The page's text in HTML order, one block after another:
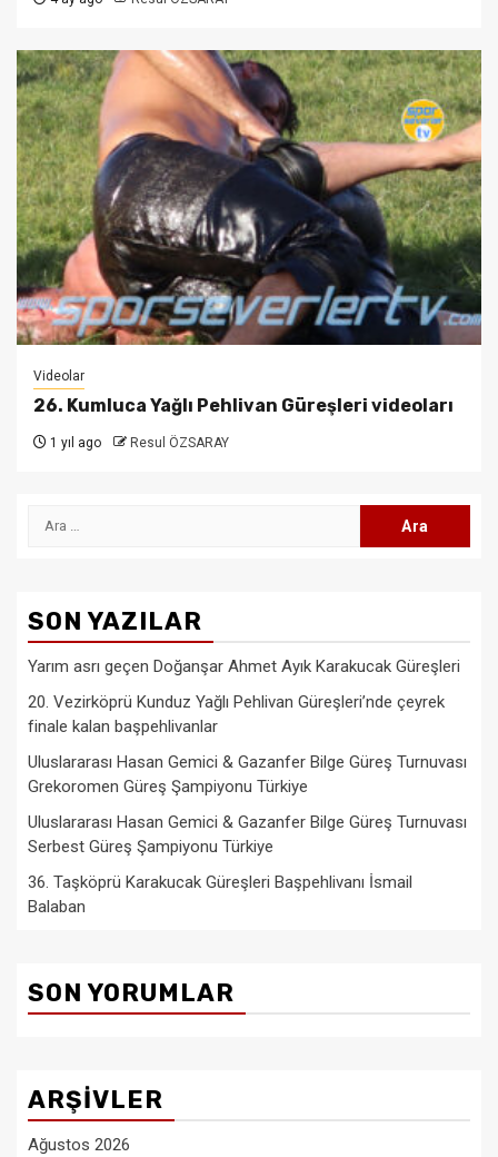
Videolar
26. Kumluca Yağlı Pehlivan Güreşleri videoları
1 yıl ago Resul ÖZSARAY
Arama:
SON YAZILAR
Yarım asrı geçen Doğanşar Ahmet Ayık Karakucak Güreşleri
20. Vezirköprü Kunduz Yağlı Pehlivan Güreşleri’nde çeyrek
finale kalan başpehlivanlar
Uluslararası Hasan Gemici & Gazanfer Bilge Güreş Turnuvası
Grekoromen Güreş Şampiyonu Türkiye
Uluslararası Hasan Gemici & Gazanfer Bilge Güreş Turnuvası
Serbest Güreş Şampiyonu Türkiye
36. Taşköprü Karakucak Güreşleri Başpehlivanı İsmail
Balaban
SON YORUMLAR
ARŞIVLER
Ağustos 2026